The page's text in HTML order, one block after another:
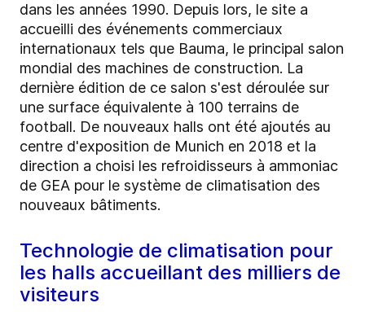
dans les années 1990. Depuis lors, le site a
accueilli des événements commerciaux
internationaux tels que Bauma, le principal salon
mondial des machines de construction. La
dernière édition de ce salon s'est déroulée sur
une surface équivalente à 100 terrains de
football. De nouveaux halls ont été ajoutés au
centre d'exposition de Munich en 2018 et la
direction a choisi les refroidisseurs à ammoniac
de GEA pour le système de climatisation des
nouveaux bâtiments.
Technologie de climatisation pour
les halls accueillant des milliers de
visiteurs